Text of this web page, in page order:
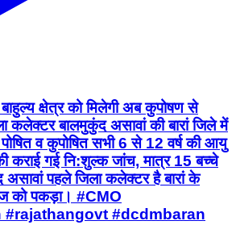
क्षेत्र को मिलेगी अब कुपोषण से
कलेक्टर बालमुकुंद असावां की बारां जिले में
व कुपोषित सभी 6 से 12 वर्ष की आयु
कराई गई नि:शुल्क जांच, मात्र 15 बच्चे
असावां पहले जिला कलेक्टर है बारां के
को पकड़ा। #CMO
#rajathangovt #dcdmbaran